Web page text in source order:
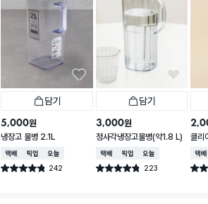
담기
5,000원
냉장고 물병 2.1L
택배배송매장픽업오늘배송
별점 4.8점 242
건 작성
담기
3,000원
정사각냉장고물병(약1.8 L)
택배배송매장픽업오늘배송
별점 4.8점 223
건 작성
클리
택배
별점